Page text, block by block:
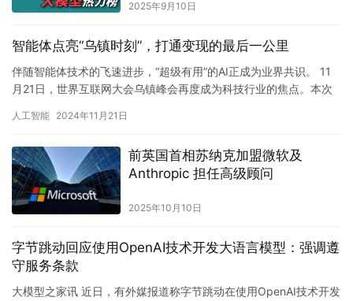
2025年9月10日
智能体点亮“乌镇时刻”，打通变现的最后一公里
伴随智能体技术的飞速进步，“超级有用”的AI正成为业界共识。 11
月21日，世界互联网大会乌镇峰会再度成为科技行业的焦点。本次
人工智能 2024年11月21日
前英国首相苏纳克加盟微软及
Anthropic 担任高级顾问
2025年10月10日
字节跳动回应使用OpenAI技术开发大语言模型：强调遵
守服务条款
大模型之家讯 近日，有外媒报道称字节跳动在使用OpenAI技术开发